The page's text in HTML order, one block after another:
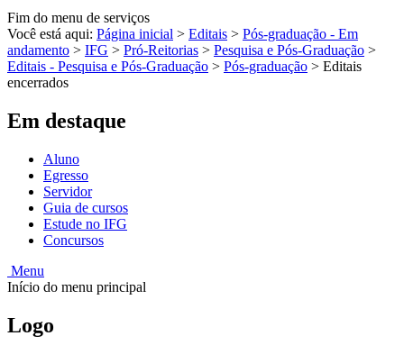
Fim do menu de serviços
Você está aqui: Página inicial > Editais > Pós-graduação - Em
andamento > IFG > Pró-Reitorias > Pesquisa e Pós-Graduação >
Editais - Pesquisa e Pós-Graduação > Pós-graduação > Editais
encerrados
Em destaque
Aluno
Egresso
Servidor
Guia de cursos
Estude no IFG
Concursos
Menu
Início do menu principal
Logo